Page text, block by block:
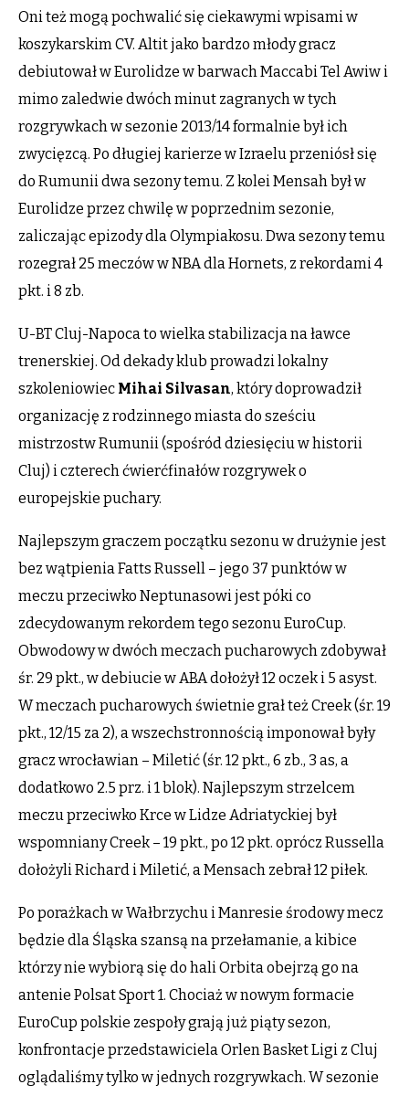
Oni też mogą pochwalić się ciekawymi wpisami w
koszykarskim CV. Altit jako bardzo młody gracz
debiutował w Eurolidze w barwach Maccabi Tel Awiw i
mimo zaledwie dwóch minut zagranych w tych
rozgrywkach w sezonie 2013/14 formalnie był ich
zwycięzcą. Po długiej karierze w Izraelu przeniósł się
do Rumunii dwa sezony temu. Z kolei Mensah był w
Eurolidze przez chwilę w poprzednim sezonie,
zaliczając epizody dla Olympiakosu. Dwa sezony temu
rozegrał 25 meczów w NBA dla Hornets, z rekordami 4
pkt. i 8 zb.
U-BT Cluj-Napoca to wielka stabilizacja na ławce
trenerskiej. Od dekady klub prowadzi lokalny
szkoleniowiec Mihai Silvasan, który doprowadził
organizację z rodzinnego miasta do sześciu
mistrzostw Rumunii (spośród dziesięciu w historii
Cluj) i czterech ćwierćfinałów rozgrywek o
europejskie puchary.
Najlepszym graczem początku sezonu w drużynie jest
bez wątpienia Fatts Russell – jego 37 punktów w
meczu przeciwko Neptunasowi jest póki co
zdecydowanym rekordem tego sezonu EuroCup.
Obwodowy w dwóch meczach pucharowych zdobywał
śr. 29 pkt., w debiucie w ABA dołożył 12 oczek i 5 asyst.
W meczach pucharowych świetnie grał też Creek (śr. 19
pkt., 12/15 za 2), a wszechstronnością imponował były
gracz wrocławian – Miletić (śr. 12 pkt., 6 zb., 3 as, a
dodatkowo 2.5 prz. i 1 blok). Najlepszym strzelcem
meczu przeciwko Krce w Lidze Adriatyckiej był
wspomniany Creek – 19 pkt., po 12 pkt. oprócz Russella
dołożyli Richard i Miletić, a Mensach zebrał 12 piłek.
Po porażkach w Wałbrzychu i Manresie środowy mecz
będzie dla Śląska szansą na przełamanie, a kibice
którzy nie wybiorą się do hali Orbita obejrzą go na
antenie Polsat Sport 1. Chociaż w nowym formacie
EuroCup polskie zespoły grają już piąty sezon,
konfrontacje przedstawiciela Orlen Basket Ligi z Cluj
oglądaliśmy tylko w jednych rozgrywkach. W sezonie